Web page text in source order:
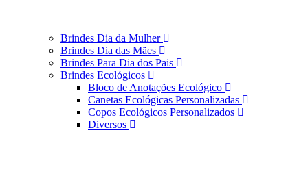
Brindes Dia da Mulher
Brindes Dia das Mães
Brindes Para Dia dos Pais
Brindes Ecológicos
Bloco de Anotações Ecológico
Canetas Ecológicas Personalizadas
Copos Ecológicos Personalizados
Diversos